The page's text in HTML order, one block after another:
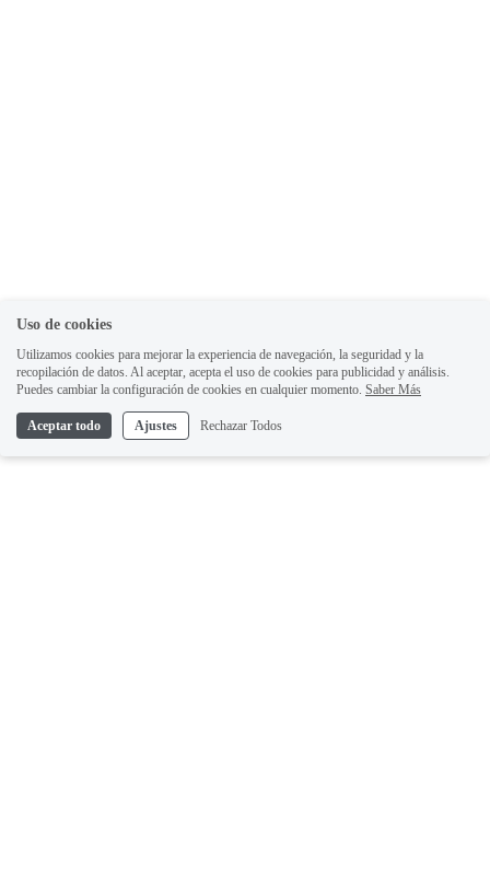
Uso de cookies
Utilizamos cookies para mejorar la experiencia de navegación, la seguridad y la
recopilación de datos. Al aceptar, acepta el uso de cookies para publicidad y análisis.
Puedes cambiar la configuración de cookies en cualquier momento. Saber Más
Aceptar todo Ajustes Rechazar Todos